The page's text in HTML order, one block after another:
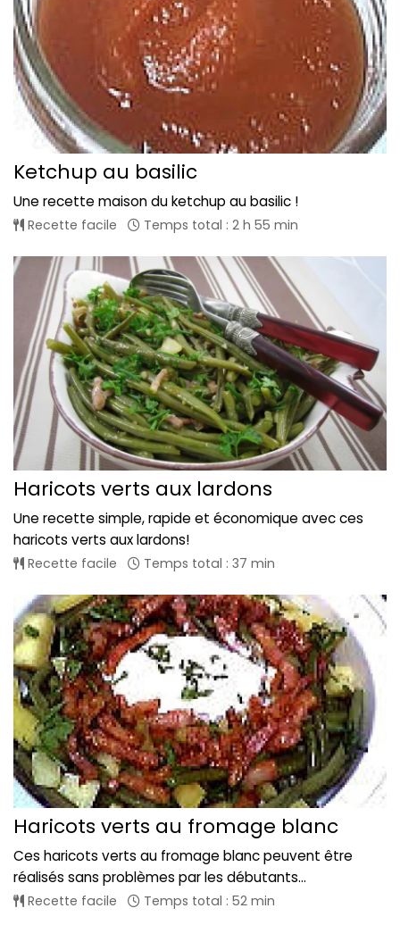
Ketchup au basilic
Une recette maison du ketchup au basilic !
Recette facile Temps total : 2 h 55 min
Haricots verts aux lardons
Une recette simple, rapide et économique avec ces
haricots verts aux lardons!
Recette facile Temps total : 37 min
Haricots verts au fromage blanc
Ces haricots verts au fromage blanc peuvent être
réalisés sans problèmes par les débutants...
Recette facile Temps total : 52 min